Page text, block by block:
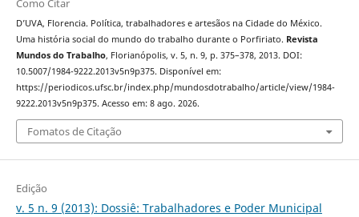
Como Citar
D’UVA, Florencia. Política, trabalhadores e artesãos na Cidade do México.
Uma história social do mundo do trabalho durante o Porfiriato. Revista
Mundos do Trabalho, Florianópolis, v. 5, n. 9, p. 375–378, 2013. DOI:
10.5007/1984-9222.2013v5n9p375. Disponível em:
https://periodicos.ufsc.br/index.php/mundosdotrabalho/article/view/1984-
9222.2013v5n9p375. Acesso em: 8 ago. 2026.
Fomatos de Citação
Edição
v. 5 n. 9 (2013): Dossiê: Trabalhadores e Poder Municipal